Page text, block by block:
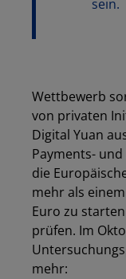
sein.
Wettbewerb
von privaten
Digital Yuan
Payments-
die
mehr als
Euro zu
prüfen. Im
mehr: